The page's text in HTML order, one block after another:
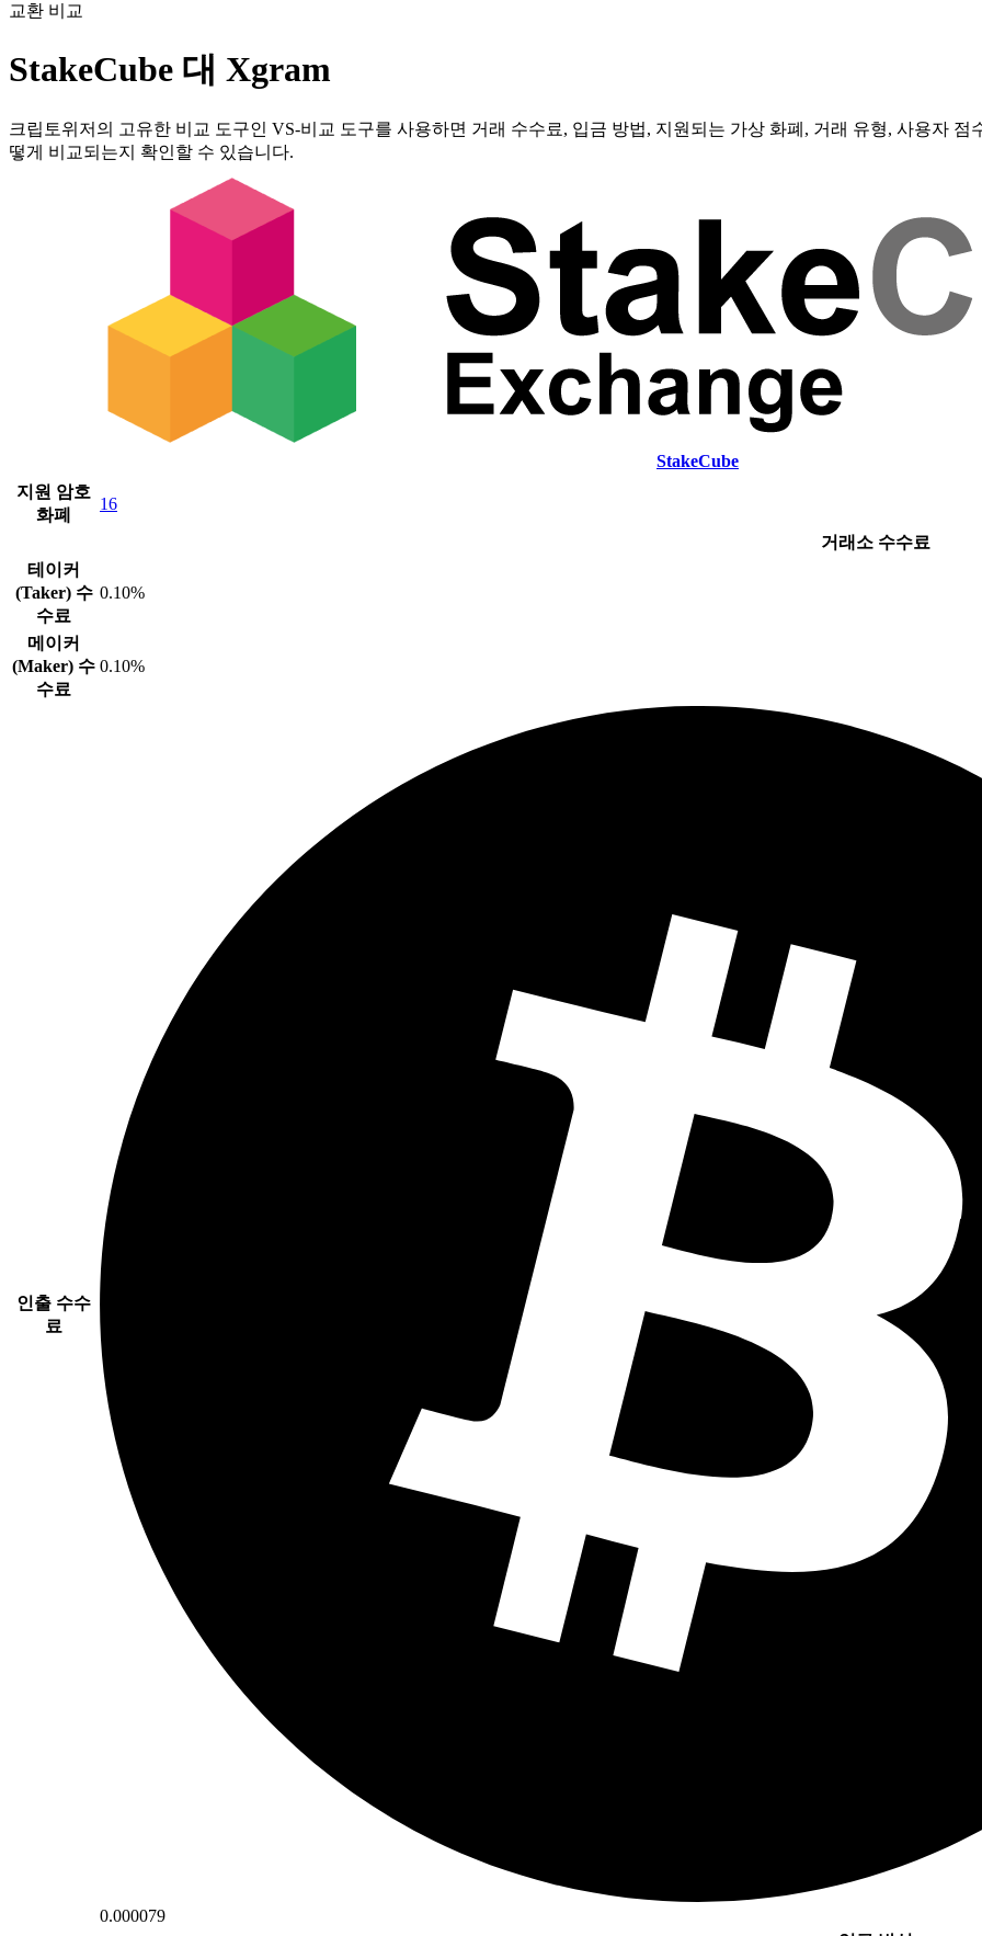
교환 비교
StakeCube 대 Xgram
크립토위저의 고유한 비교 도구인 VS-비교 도구를 사용하면 거래 수수료, 입금 방법, 지원되는 가상 화폐, 거래 유형, 사용자
떻게 비교되는지 확인할 수 있습니다.
StakeCube
지원 암호
화폐
16
거래소 수수료
테이커
(Taker) 수
수료
0.10%
메이커
(Maker) 수
수료
0.10%
인출 수수
료
0.000079